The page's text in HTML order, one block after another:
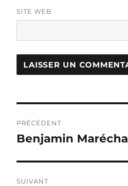
SITE WEB
de
PRÉCÉDENT
Publication
Benjamin
SUIVANT